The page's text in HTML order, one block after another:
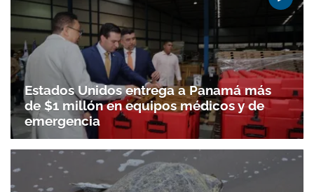
Estados Unidos entrega a Panamá más
de $1 millón en equipos médicos y de
emergencia